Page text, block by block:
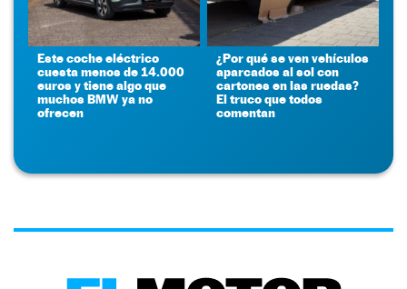
Este coche eléctrico
cuesta menos de 14.000
euros y tiene algo que
muchos BMW ya no
ofrecen
¿Por qué se ven vehículos
aparcados al sol con
cartones en las ruedas?
El truco que todos
comentan